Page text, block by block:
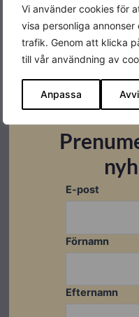
Vi använder cookies för
visa personliga
trafik. Genom att klicka
till vår användning av
Anpassa
Färg
Varumärke
Leverantörens
artikelnummer
MPPT
Ladda ner
E-post
Förnamn
Efternamn